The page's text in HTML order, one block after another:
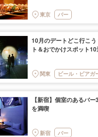
東京 バー
10月のデートどこ行こ
ト＆おでかけスポット
関東 ビール・ビアガ
【新宿】個室のあるバ
を満喫
新宿 バー